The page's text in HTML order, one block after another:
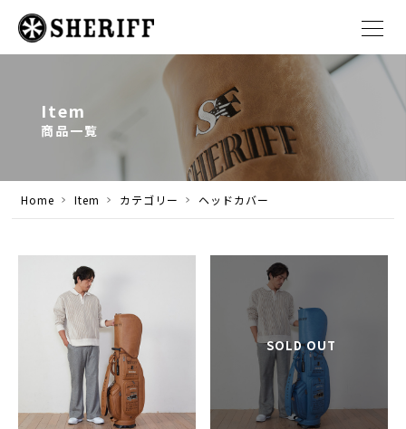
Item
商品一覧
Home Item カテゴリー ヘッドカバー
SOLD OUT